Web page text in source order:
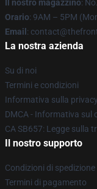
Il nostro magazzino:
Orario: 9AM – 5PM
Email :
La nostra azienda
Su di noi
Termini e condizioni
Informativa sulla privacy
DMCA - Informativa sul
CA SB657: Legge sulla
Il nostro supporto
Condizioni di
Termini di pagamento